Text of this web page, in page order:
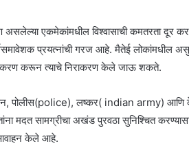
एकमेकांमधील विश्वासाची कमतरता दूर
प्रयत्नांची गरज आहे. मैतेई लोकांमधील
करून त्याचे निराकरण केले जाऊ शकते.
पोलीस(police), लष्कर( indian army) आणि
मदत सामग्रीचा अखंड पुरवठा सुनिश्चित
केले आहे.